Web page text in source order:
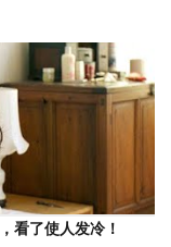
看了使人发冷！